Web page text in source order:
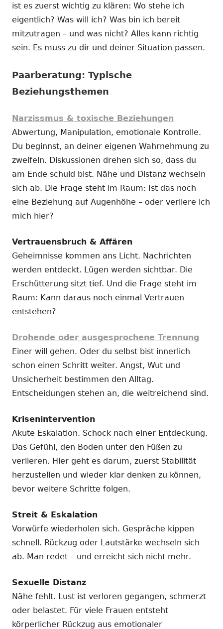
ist es zuerst wichtig zu klären: Wo stehe ich
eigentlich? Was will ich? Was bin ich bereit
mitzutragen – und was nicht? Alles kann richtig
sein. Es muss zu dir und deiner Situation passen.
Paarberatung: Typische
Beziehungsthemen
Narzissmus & toxische Beziehungen
Abwertung, Manipulation, emotionale Kontrolle.
Du beginnst, an deiner eigenen Wahrnehmung zu
zweifeln. Diskussionen drehen sich so, dass du
am Ende schuld bist. Nähe und Distanz wechseln
sich ab. Die Frage steht im Raum: Ist das noch
eine Beziehung auf Augenhöhe – oder verliere ich
mich hier?
Vertrauensbruch & Affären
Geheimnisse kommen ans Licht. Nachrichten
werden entdeckt. Lügen werden sichtbar. Die
Erschütterung sitzt tief. Und die Frage steht im
Raum: Kann daraus noch einmal Vertrauen
entstehen?
Drohende oder ausgesprochene Trennung
Einer will gehen. Oder du selbst bist innerlich
schon einen Schritt weiter. Angst, Wut und
Unsicherheit bestimmen den Alltag.
Entscheidungen stehen an, die weitreichend sind.
Krisenintervention
Akute Eskalation. Schock nach einer Entdeckung.
Das Gefühl, den Boden unter den Füßen zu
verlieren. Hier geht es darum, zuerst Stabilität
herzustellen und wieder klar denken zu können,
bevor weitere Schritte folgen.
Streit & Eskalation
Vorwürfe wiederholen sich. Gespräche kippen
schnell. Rückzug oder Lautstärke wechseln sich
ab. Man redet – und erreicht sich nicht mehr.
Sexuelle Distanz
Nähe fehlt. Lust ist verloren gegangen, schmerzt
oder belastet. Für viele Frauen entsteht
körperlicher Rückzug aus emotionaler